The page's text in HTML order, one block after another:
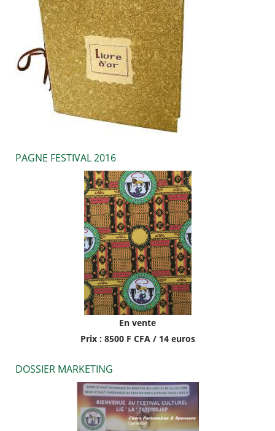
PAGNE FESTIVAL 2016
En vente
Prix : 8500 F CFA / 14 euros
DOSSIER MARKETING